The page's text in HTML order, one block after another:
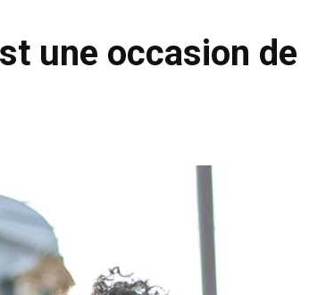
une occasion de